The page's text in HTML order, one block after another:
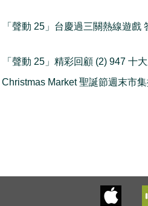
「聲動 25」台慶過三關熱線遊戲
「聲動 25」精彩回顧 (2) 947 十
Christmas Market 聖誕節週末市